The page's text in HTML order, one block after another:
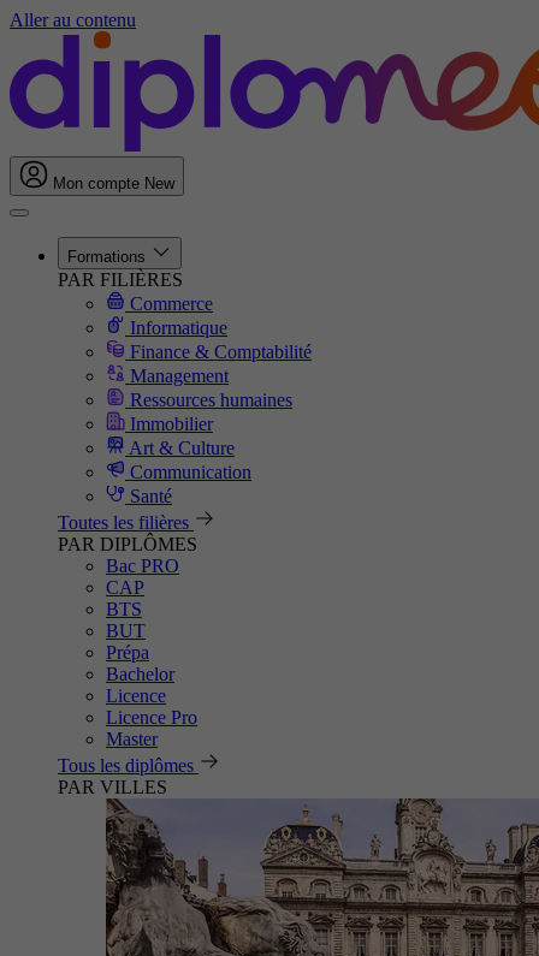
Aller au contenu
Mon compte New
Formations
PAR FILIÈRES
Commerce
Informatique
Finance & Comptabilité
Management
Ressources humaines
Immobilier
Art & Culture
Communication
Santé
Toutes les filières
PAR DIPLÔMES
Bac PRO
CAP
BTS
BUT
Prépa
Bachelor
Licence
Licence Pro
Master
Tous les diplômes
PAR VILLES